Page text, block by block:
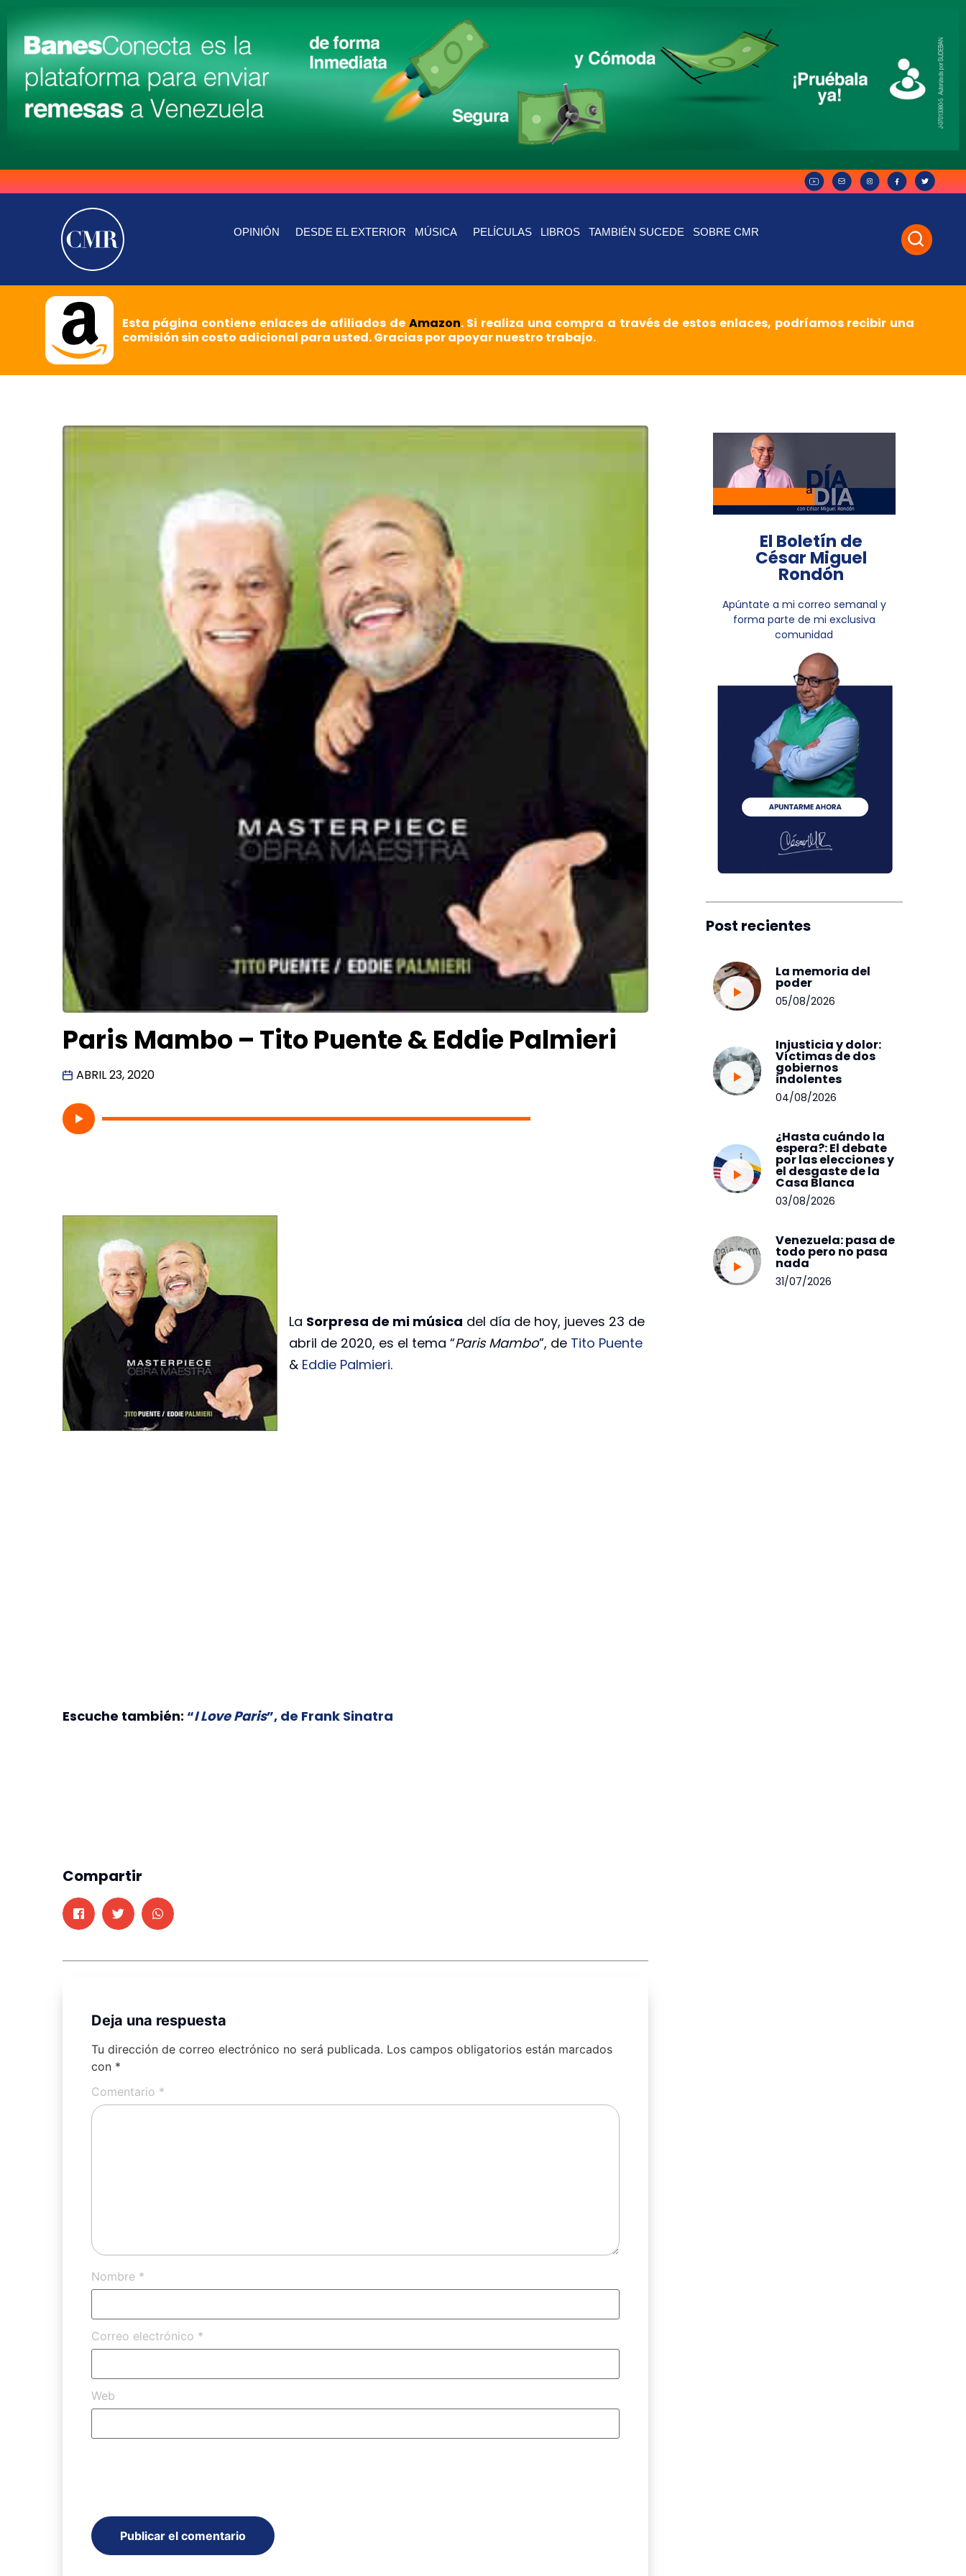
OPINIÓN DESDE EL EXTERIOR MÚSICA PELÍCULAS LIBROS TAMBIÉN SUCEDE SOBRE CMR
Esta página contiene enlaces de afiliados de Amazon. Si realiza una compra a través de estos enlaces, podríamos recibir una
comisión sin costo adicional para usted. Gracias por apoyar nuestro trabajo.
Paris Mambo – Tito Puente & Eddie Palmieri
ABRIL 23, 2020
La Sorpresa de mi música del día de hoy, jueves 23 de
abril de 2020, es el tema “Paris Mambo”, de Tito Puente
& Eddie Palmieri.
Escuche también: “I Love Paris”, de Frank Sinatra
Compartir
Deja una respuesta
Tu dirección de correo electrónico no será publicada. Los campos obligatorios están marcados
con *
Comentario *
Nombre *
Correo electrónico *
Web
El Boletín de
César Miguel
Rondón
Apúntate a mi correo semanal y
forma parte de mi exclusiva
comunidad
Post recientes
La memoria del
poder
05/08/2026
Injusticia y dolor:
Víctimas de dos
gobiernos
indolentes
04/08/2026
¿Hasta cuándo la
espera?: El debate
por las elecciones y
el desgaste de la
Casa Blanca
03/08/2026
Venezuela: pasa de
todo pero no pasa
nada
31/07/2026